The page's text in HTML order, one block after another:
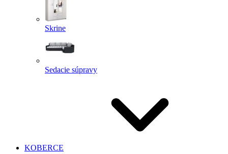
Skrine
Sedacie súpravy
KOBERCE